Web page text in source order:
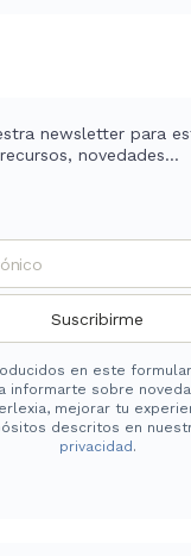
newsletter para
novedades…
en este
informarte sobre
mejorar tu
descritos en
privacidad.